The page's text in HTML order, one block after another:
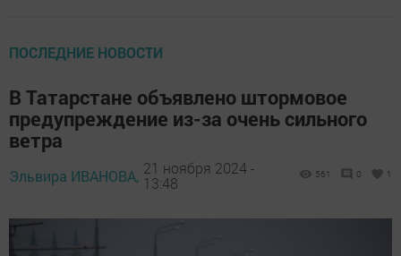
ПОСЛЕДНИЕ НОВОСТИ
В Татарстане объявлено штормовое
предупреждение из-за очень сильного
ветра
Эльвира ИВАНОВА, 21 ноября 2024 -
13:48
561 0 1